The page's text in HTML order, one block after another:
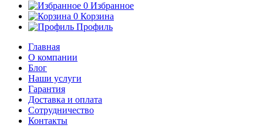
0 Избранное
0 Корзина
Профиль
Главная
О компании
Блог
Наши услуги
Гарантия
Доставка и оплата
Сотрудничество
Контакты